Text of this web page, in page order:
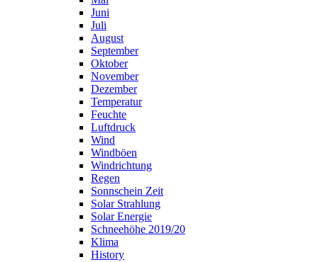
Juni
Juli
August
September
Oktober
November
Dezember
Temperatur
Feuchte
Luftdruck
Wind
Windböen
Windrichtung
Regen
Sonnschein Zeit
Solar Strahlung
Solar Energie
Schneehöhe 2019/20
Klima
History